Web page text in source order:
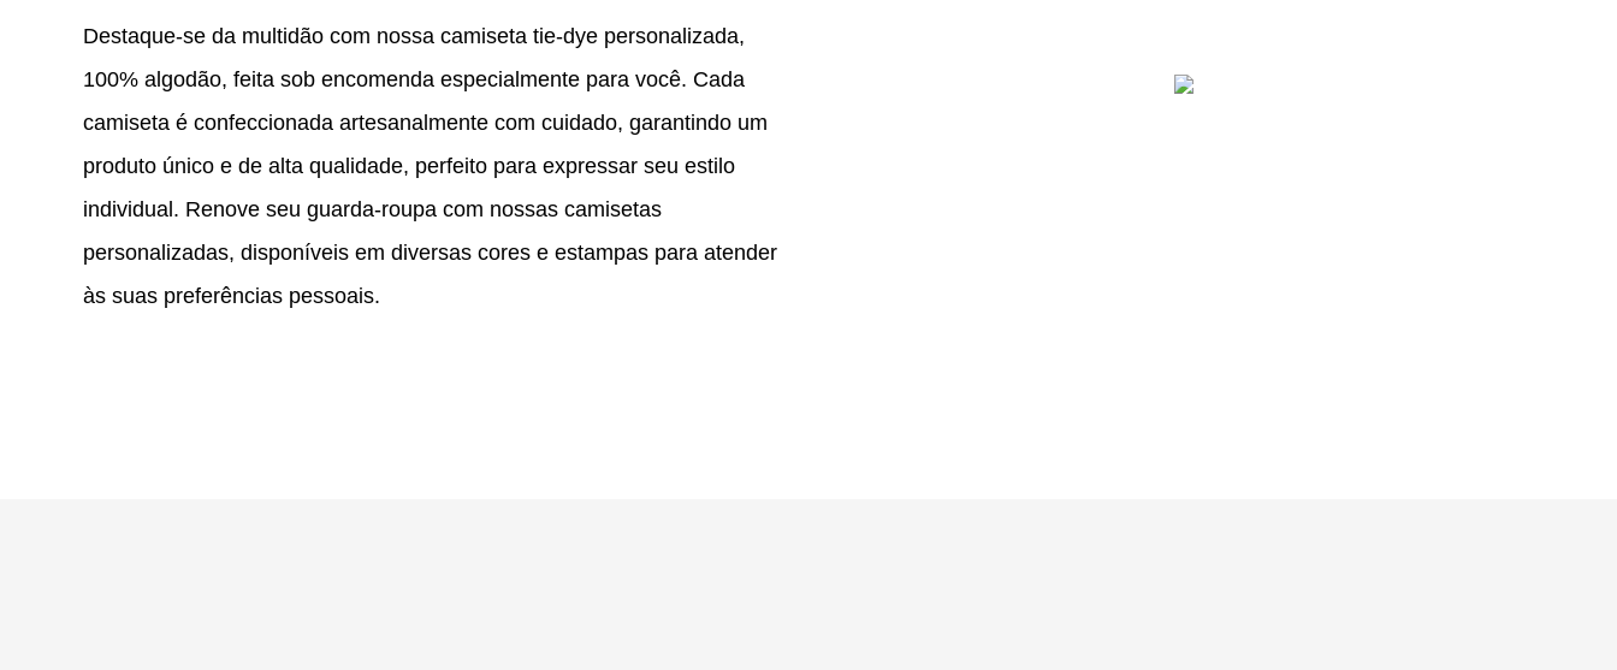
Destaque-se da multidão com nossa camiseta tie-dye personalizada,
100% algodão, feita sob encomenda especialmente para você. Cada
camiseta é confeccionada artesanalmente com cuidado, garantindo um
produto único e de alta qualidade, perfeito para expressar seu estilo
individual. Renove seu guarda-roupa com nossas camisetas
personalizadas, disponíveis em diversas cores e estampas para atender
às suas preferências pessoais.